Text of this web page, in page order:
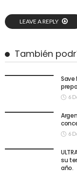
LEAVE A REPLY
También
Save
6
6
su
año.